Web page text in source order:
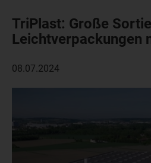
TriPlast: Große
Leichtverpackungen
08.07.2024